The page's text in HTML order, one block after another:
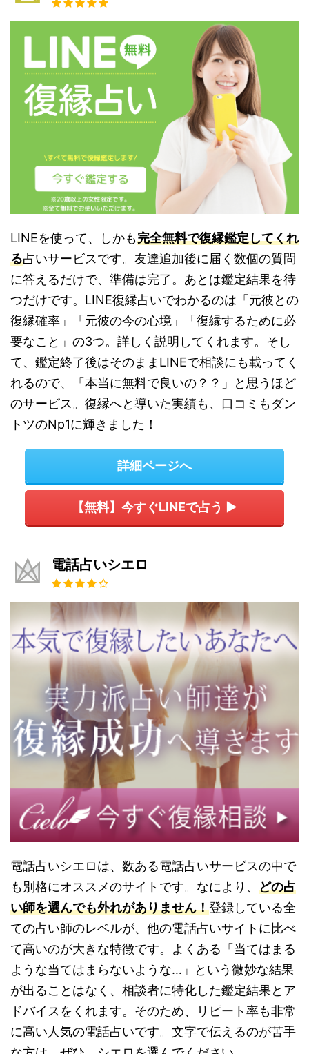
LINEを使って、しかも完全無料で復縁鑑定してくれ
る占いサービスです。友達追加後に届く数個の質問
に答えるだけで、準備は完了。あとは鑑定結果を待
つだけです。LINE復縁占いでわかるのは「元彼との
復縁確率」「元彼の今の心境」「復縁するために必
要なこと」の3つ。詳しく説明してくれます。そし
て、鑑定終了後はそのままLINEで相談にも載ってく
れるので、「本当に無料で良いの？？」と思うほど
のサービス。復縁へと導いた実績も、口コミもダン
トツのNp1に輝きました！
詳細ページへ
【無料】今すぐLINEで占う ▶
電話占いシエロ
電話占いシエロは、数ある電話占いサービスの中で
も別格にオススメのサイトです。なにより、 どの占
い師を選んでも外れがありません！登録している全
ての占い師のレベルが、他の電話占いサイトに比べ
て高いのが大きな特徴です。よくある「当てはまる
ような当てはまらないような…」という微妙な結果
が出ることはなく、相談者に特化した鑑定結果とア
ドバイスをくれます。そのため、リピート率も非常
に高い人気の電話占いです。文字で伝えるのが苦手